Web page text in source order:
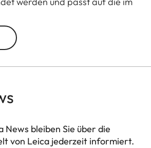
der Leica Q3 bietet eine
rund
News bleiben Sie über die
von Leica jederzeit informiert.